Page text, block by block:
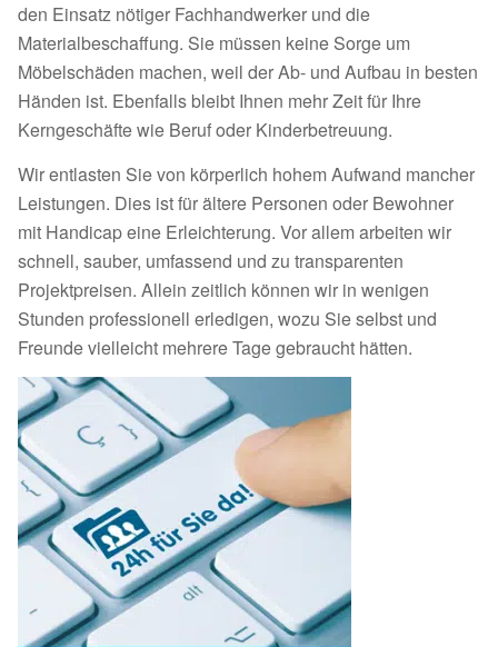
den Einsatz nötiger Fachhandwerker und die
Materialbeschaffung. Sie müssen keine Sorge um
Möbelschäden machen, weil der Ab- und Aufbau in besten
Händen ist. Ebenfalls bleibt Ihnen mehr Zeit für Ihre
Kerngeschäfte wie Beruf oder Kinderbetreuung.
Wir entlasten Sie von körperlich hohem Aufwand mancher
Leistungen. Dies ist für ältere Personen oder Bewohner
mit Handicap eine Erleichterung. Vor allem arbeiten wir
schnell, sauber, umfassend und zu transparenten
Projektpreisen. Allein zeitlich können wir in wenigen
Stunden professionell erledigen, wozu Sie selbst und
Freunde vielleicht mehrere Tage gebraucht hätten.